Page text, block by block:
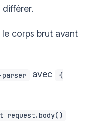
corps brut avant
parser avec
{
request.body()